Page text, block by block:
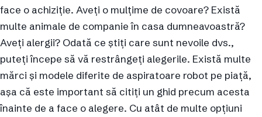
face o achiziție. Aveți o mulțime de covoare? Există
multe animale de companie în casa dumneavoastră?
Aveți alergii? Odată ce știți care sunt nevoile dvs.,
puteți începe să vă restrângeți alegerile. Există multe
mărci și modele diferite de aspiratoare robot pe piață,
așa că este important să citiți un ghid precum acesta
înainte de a face o alegere. Cu atât de multe opțiuni